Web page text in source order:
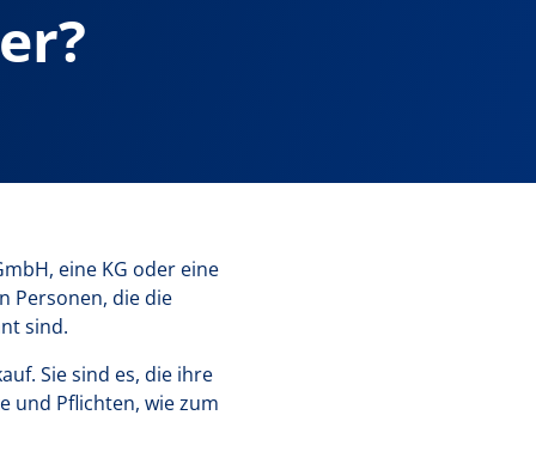
eine KG oder eine
Personen, die die
sind.
Sie sind es, die ihre
und Pflichten, wie zum